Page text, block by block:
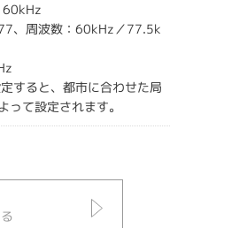
60kHz
、周波数：60kHz／77.5k
すると、都市に合わせた局
て設定されます。